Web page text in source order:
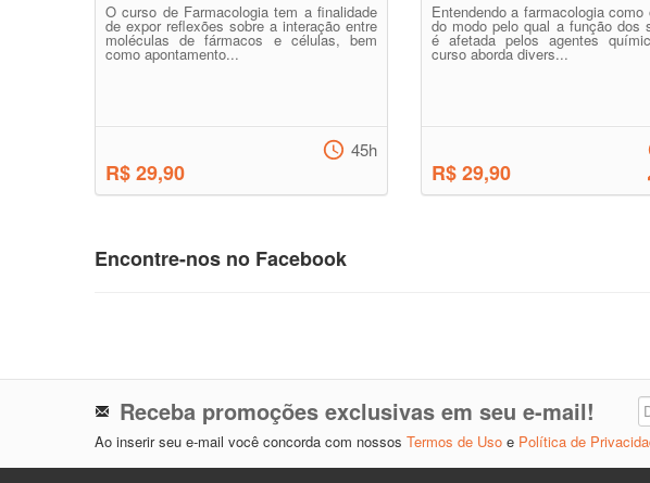
O curso de Farmacologia tem a finalidade
de expor reflexões sobre a interação entre
moléculas de fármacos e células, bem
como apontamento...
R$ 29,90
45h
Entendendo a farmacologia como
do modo pelo qual a função dos
é afetada pelos agentes
curso aborda divers...
R$ 29,90
Encontre-nos no Facebook
Receba promoções exclusivas em seu e-mail!
Ao inserir seu e-mail você concorda com nossos Termos de Uso e Política de